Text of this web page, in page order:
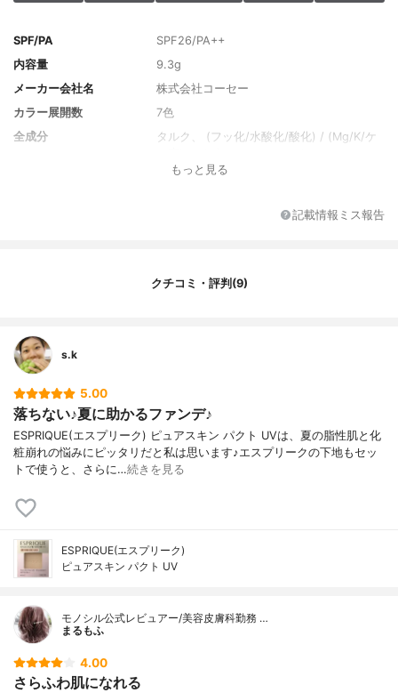
SPF/PA
SPF26/PA++
内容量
9.3g
メーカー会社名
株式会社コーセー
カラー展開数
7色
全成分
タルク、 (フッ化/水酸化/酸化) / (Mg/K/ケ
スキオキサン) クロスポリマー、ポリメタク
メチロールヘキシルラクトン) クロスポリマ
ン酸Na、水溶性コラーゲン、BHT、 (パル
スキオキサン、メタクリル酸メチルクロス
ポリマー、含水シリカ、水、水酸化Al、水
添レシチン、フェノキシエタノール、酸化
チタン、酸化亜鉛、酸化鉄、硫酸Ba
もっと見る
記載情報ミス報告
クチコミ・評判(9)
s.k
5.00
落ちない♪夏に助かるファンデ♪
ESPRIQUE(エスプリーク) ピュアスキン パクト UVは、夏の脂性肌と化
粧崩れの悩みにピッタリだと私は思います♪エスプリークの下地もセッ
トで使うと、さらに…続きを見る
ESPRIQUE(エスプリーク)
ピュアスキン パクト UV
モノシル公式レビュアー/美容皮膚科勤務 …
まるもふ
4.00
さらふわ肌になれる